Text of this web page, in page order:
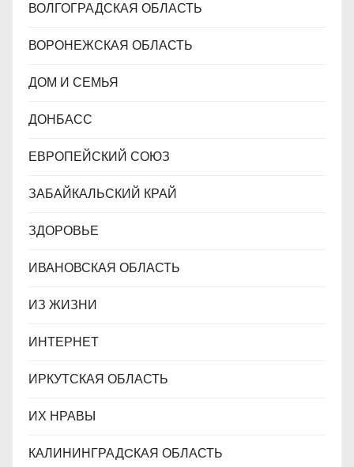
ВОЛГОГРАДСКАЯ ОБЛАСТЬ
ВОРОНЕЖСКАЯ ОБЛАСТЬ
ДОМ И СЕМЬЯ
ДОНБАСС
ЕВРОПЕЙСКИЙ СОЮЗ
ЗАБАЙКАЛЬСКИЙ КРАЙ
ЗДОРОВЬЕ
ИВАНОВСКАЯ ОБЛАСТЬ
ИЗ ЖИЗНИ
ИНТЕРНЕТ
ИРКУТСКАЯ ОБЛАСТЬ
ИХ НРАВЫ
КАЛИНИНГРАДCКАЯ ОБЛАСТЬ